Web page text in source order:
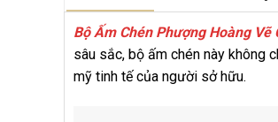
Bộ Ấm Chén Phượng Hoàng Vẽ
sâu sắc, bộ ấm chén này không
mỹ tinh tế của người sở hữu.